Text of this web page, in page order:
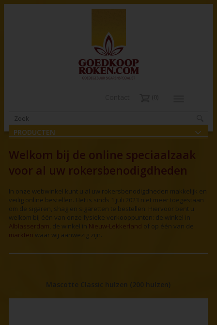
PRODUCTEN
Welkom bij de online speciaalzaak
voor al uw rokersbenodigdheden
In onze webwinkel kunt u al uw rokersbenodigdheden makkelijk en
veilig online bestellen. Het is sinds 1 juli 2023 niet meer toegestaan
om de sigaren, shag en sigaretten te bestellen. Hiervoor bent u
welkom bij één van onze fysieke verkooppunten: de winkel in
Alblasserdam, de winkel in Nieuw-Lekkerland of op één van de
markten waar wij aanwezig zijn.
Mascotte Classic hulzen (200 hulzen)